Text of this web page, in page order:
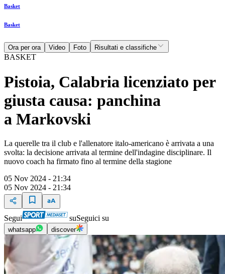
Basket
Basket
Ora per ora Video Foto Risultati e classifiche
BASKET
Pistoia, Calabria licenziato per
giusta causa: panchina
a Markovski
La querelle tra il club e l'allenatore italo-americano è arrivata a una
svolta: la decisione arrivata al termine dell'indagine disciplinare. Il
nuovo coach ha firmato fino al termine della stagione
05 Nov 2024 - 21:34
05 Nov 2024 - 21:34
Segui suSeguici su
whatsapp discover